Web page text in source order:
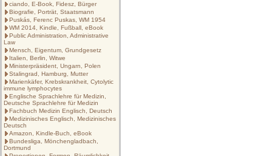
ciando, E-Book, Fidesz, Bürger
Biografie, Porträt, Staatsmann
Puskás, Ferenc Puskas, WM 1954
WM 2014, Kindle, Fußball, eBook
Public Administration, Administrative
Law
Mensch, Eigentum, Grundgesetz
Italien, Berlin, Witwe
Ministerpräsident, Ungarn, Polen
Stalingrad, Hamburg, Mutter
Marienkäfer, Krebskrankheit, Cytolytic
immune lymphocytes
Englische Sprachlehre für Medizin,
Deutsche Sprachlehre für Medizin
Fachbuch Medizin Englisch, Deutsch
Medizinisches Englisch, Medizinisches
Deutsch
Amazon, Kindle-Buch, eBook
Bundesliga, Mönchengladbach,
Dortmund